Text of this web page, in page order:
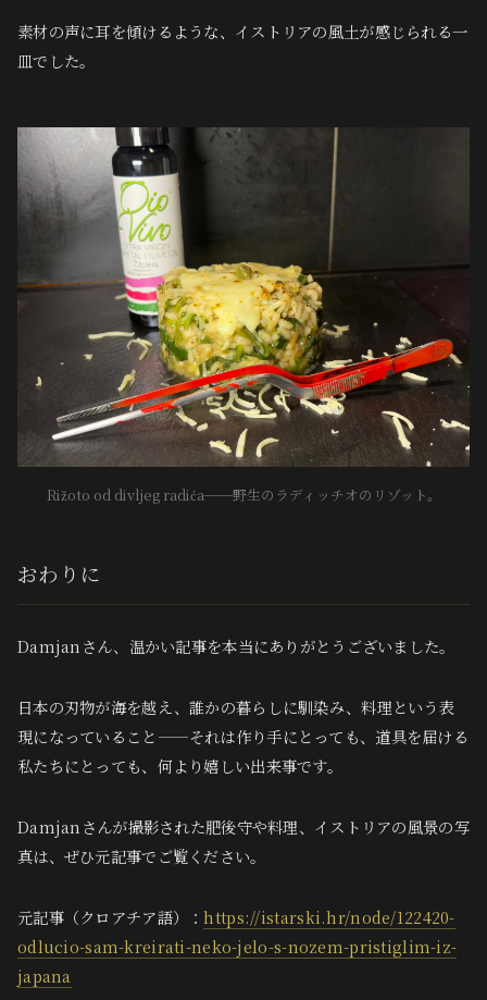
素材の声に耳を傾けるような、イストリアの風土が感じられる一
皿でした。
Rižoto od divljeg radića──野生のラディッチオのリゾット。
おわりに
Damjanさん、温かい記事を本当にありがとうございました。
日本の刃物が海を越え、誰かの暮らしに馴染み、料理という表
現になっていること——それは作り手にとっても、道具を届ける
私たちにとっても、何より嬉しい出来事です。
Damjanさんが撮影された肥後守や料理、イストリアの風景の写
真は、ぜひ元記事でご覧ください。
元記事（クロアチア語）：https://istarski.hr/node/122420-
odlucio-sam-kreirati-neko-jelo-s-nozem-pristiglim-iz-
japana